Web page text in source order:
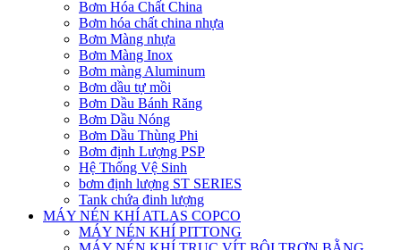
Bơm Hóa Chất China
Bơm hóa chất china nhựa
Bơm Màng nhựa
Bơm Màng Inox
Bơm màng Aluminum
Bơm dầu tự mồi
Bơm Dầu Bánh Răng
Bơm Dầu Nóng
Bơm Dầu Thùng Phi
Bơm định Lượng PSP
Hệ Thống Vệ Sinh
bơm định lượng ST SERIES
Tank chứa đinh lượng
MÁY NÉN KHÍ ATLAS COPCO
MÁY NÉN KHÍ PITTONG